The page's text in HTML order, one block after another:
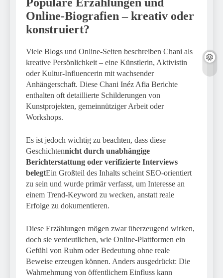
Online-Biografien – kreativ oder
konstruiert?
Viele Blogs und Online-Seiten beschreiben Chani als
kreative Persönlichkeit – eine Künstlerin, Aktivistin
oder Kultur-Influencerin mit wachsender
Anhängerschaft. Diese Chani Inéz Afia Berichte
enthalten oft detaillierte Schilderungen von
Kunstprojekten, gemeinnütziger Arbeit oder
Workshops.
Es ist jedoch wichtig zu beachten, dass diese
Geschichtennicht durch unabhängige
Berichterstattung oder verifizierte Interviews
belegtEin Großteil des Inhalts scheint SEO-orientiert
zu sein und wurde primär verfasst, um Interesse an
einem Trend-Keyword zu wecken, anstatt reale
Erfolge zu dokumentieren.
Diese Erzählungen mögen zwar überzeugend wirken,
doch sie verdeutlichen, wie Online-Plattformen ein
Gefühl von Ruhm oder Bedeutung ohne reale
Beweise erzeugen können. Anders ausgedrückt: Die
Wahrnehmung von öffentlichem Einfluss kann